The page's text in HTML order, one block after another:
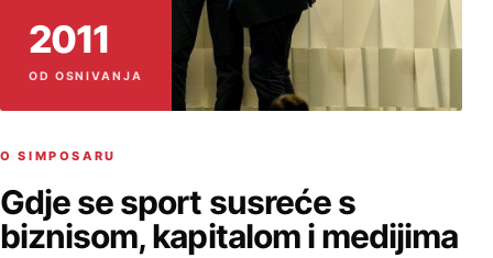
O SIMPOSARU
Gdje se sport susreće s
biznisom, kapitalom i medijima
2011
OD OSNIVANJA